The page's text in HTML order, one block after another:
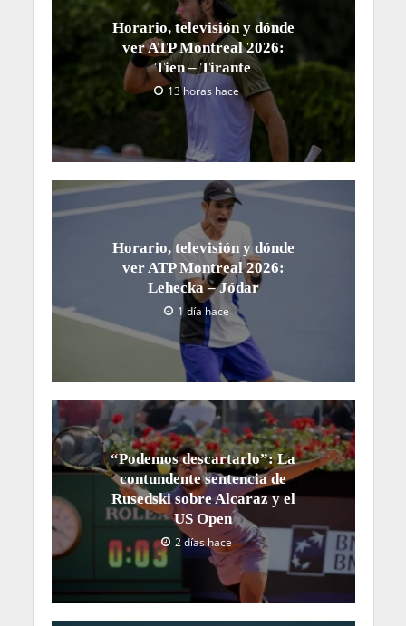
Horario, televisión y dónde
ver ATP Montreal 2026:
Tien – Tirante
13 horas hace
Horario, televisión y dónde
ver ATP Montreal 2026:
Lehecka – Jódar
1 día hace
“Podemos descartarlo”: La
contundente sentencia de
Rusedski sobre Alcaraz y el
US Open
2 días hace